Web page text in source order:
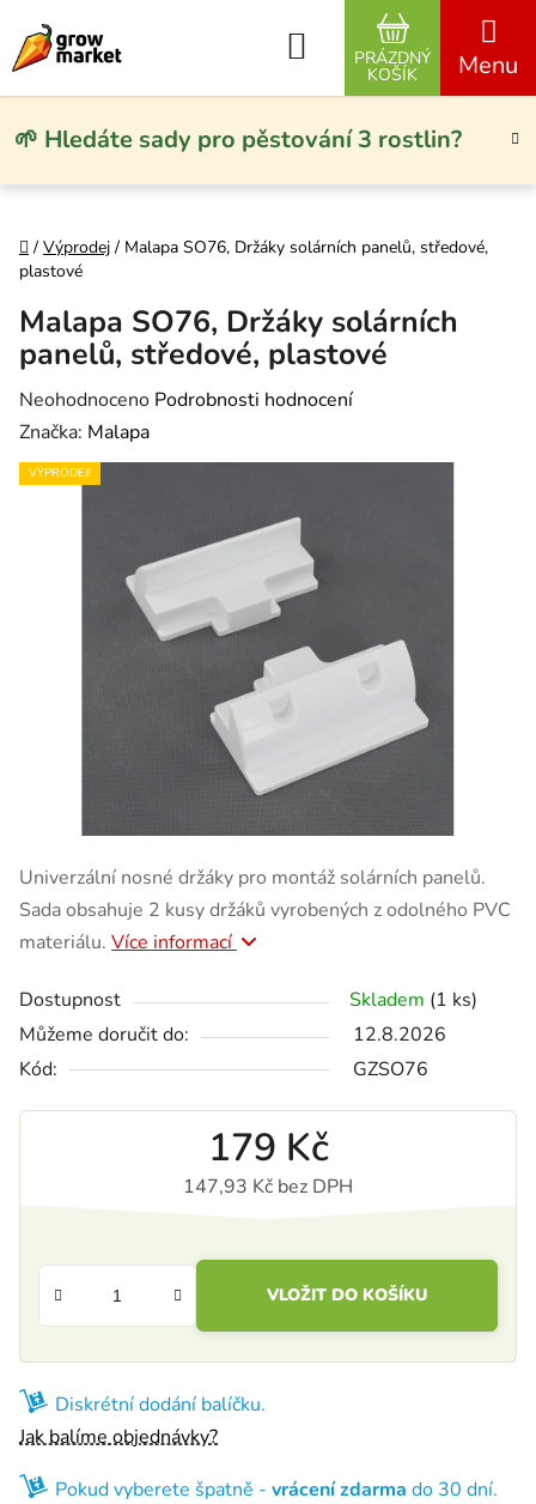
🌱 Hledáte sady pro pěstování 3 rostlin?
Hledat
NÁKUPNÍ
PRÁZDNÝ
KOŠÍK
Domů
/ Výprodej / Malapa SO76, Držáky solárních panelů, středové,
plastové
Univerzální nosné držáky pro montáž solárních panelů.
Sada obsahuje 2 kusy držáků vyrobených z odolného PVC
materiálu. Více informací
Dostupnost Skladem (1 ks)
Můžeme doručit do:
12.8.2026
Kód:
GZSO76
179 Kč
147,93 Kč bez DPH
VLOŽIT DO KOŠÍKU
Diskrétní dodání balíčku.
Jak balíme objednávky?
Pokud vyberete špatně - vrácení zdarma do 30 dní.
Malapa SO76, Držáky solárních
panelů, středové, plastové
Průměrné hodnocení produktu je 0,0 z 5 hvězdiček.
Neohodnoceno Podrobnosti hodnocení
Značka: Malapa
VÝPRODEJ!